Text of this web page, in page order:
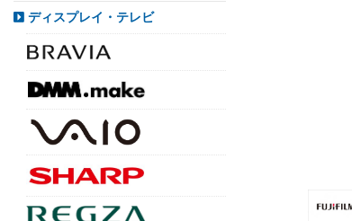
ディスプレイ・テレビ